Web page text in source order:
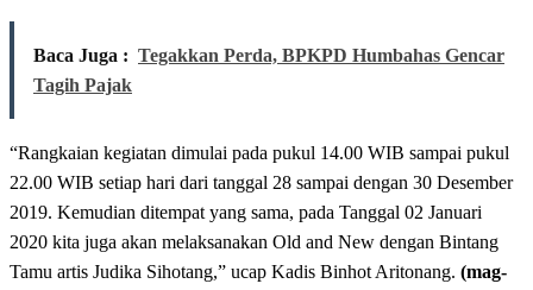
Baca Juga : Tegakkan Perda, BPKPD Humbahas Gencar
Tagih Pajak
“Rangkaian kegiatan dimulai pada pukul 14.00 WIB sampai pukul
22.00 WIB setiap hari dari tanggal 28 sampai dengan 30 Desember
2019. Kemudian ditempat yang sama, pada Tanggal 02 Januari
2020 kita juga akan melaksanakan Old and New dengan Bintang
Tamu artis Judika Sihotang,” ucap Kadis Binhot Aritonang. (mag-